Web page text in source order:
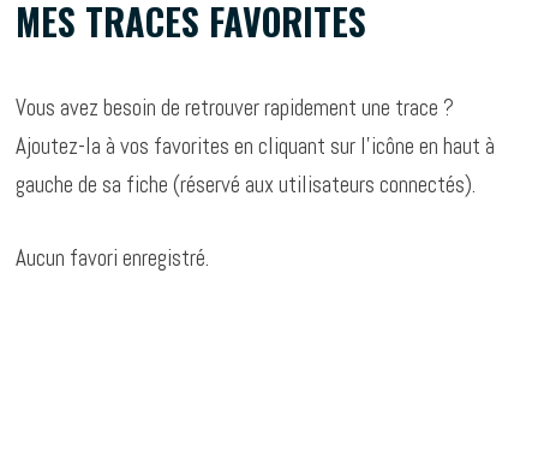
Passer
MES TRACES FAVORITES
Vous avez besoin de retrouver rapidement une trace ?
Ajoutez-la à vos favorites en cliquant sur l’icône en haut à
gauche de sa fiche (réservé aux utilisateurs connectés).
Aucun favori enregistré.